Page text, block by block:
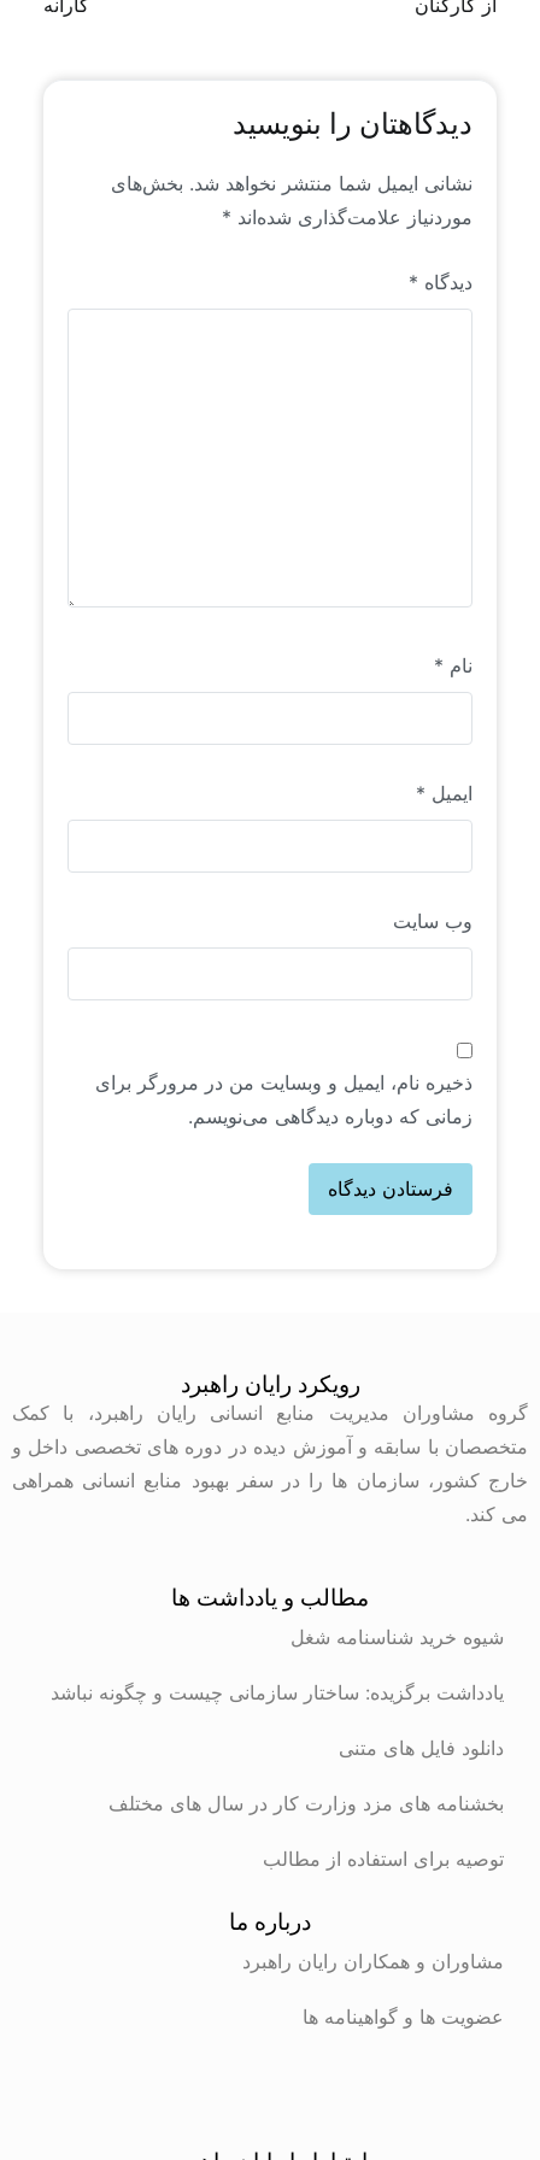
از کارکنان
کارانه
دیدگاهتان را بنویسید
نشانی ایمیل شما منتشر نخواهد شد. بخش‌های
موردنیاز علامت‌گذاری شده‌اند *
دیدگاه *
نام *
ایمیل *
وب‌ سایت
ذخیره نام، ایمیل و وبسایت من در مرورگر برای
زمانی که دوباره دیدگاهی می‌نویسم.
رویکرد رایان راهبرد
گروه مشاوران مدیریت منابع انسانی رایان راهبرد، با کمک
متخصصان با سابقه و آموزش دیده در دوره های تخصصی داخل و
خارج کشور، سازمان ها را در سفر بهبود منابع انسانی همراهی
می کند.
مطالب و یادداشت ها
شیوه خرید شناسنامه شغل
یادداشت برگزیده: ساختار سازمانی چیست و چگونه نباشد
دانلود فایل های متنی
بخشنامه های مزد وزارت کار در سال های مختلف
توصیه برای استفاده از مطالب
درباره ما
مشاوران و همکاران رایان راهبرد
عضویت ها و گواهینامه ها